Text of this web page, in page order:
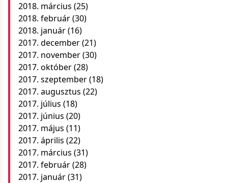
2018. március (25)
2018. február(30)
2018. január(16)
2017. december(21)
2017. november(30)
2017. október(28)
2017. szeptember(18)
2017. augusztus (22)
2017. július (18)
2017. június (20)
2017. május (11)
2017. április (22)
2017. március (31)
2017. február(28)
2017. január(31)